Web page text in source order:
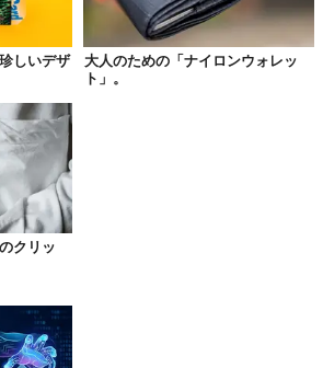
をコンセプトにしている〈meanswhile〉
シンプルに落とし込むデザインに惚れま
いますが、手に馴染んできました。
しいデザ
大人のための「ナイロンウォレッ
ト」。
クリッ